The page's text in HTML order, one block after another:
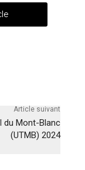
Article suivant
du Mont-Blanc
(UTMB) 2024